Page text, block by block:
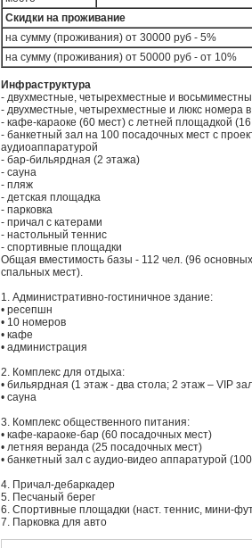
Скидки на проживание
на сумму (проживания) от 30000 руб - 5%
на сумму (проживания) от 50000 руб - от 10%
Инфраструктура
- двухместные, четырехместные и
- двухместные, четырехместные и люкс номера в
- кафе-караоке (60 мест) с летней площадкой
- банкетный зал на 100 посадочных мест с
аудиоаппаратурой
- бар-бильярдная (2 этажа)
- сауна
- пляж
- детская площадка
- парковка
- причал с катерами
- настольный теннис
- спортивные площадки
Общая вместимость базы - 112 чел. (96
спальных мест).
1. Административно-гостиничное здание:
• ресепшн
• 10 номеров
• кафе
• администрация
2. Комплекс для отдыха:
• бильярдная (1 этаж - два стола; 2 этаж – VIP
• сауна
3. Комплекс общественного питания:
• кафе-караоке-бар (60 посадочных мест)
• летняя веранда (25 посадочных мест)
• банкетный зал с аудио-видео аппаратурой
4. Причал-дебаркадер
5. Песчаный берег
6. Спортивные площадки (наст. теннис, мини-
7. Парковка для авто